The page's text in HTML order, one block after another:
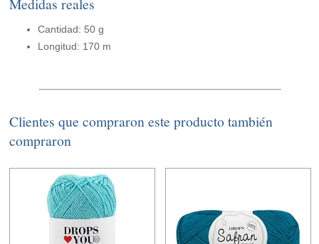
Medidas reales
Cantidad: 50 g
Longitud: 170 m
Clientes que compraron este producto también
compraron